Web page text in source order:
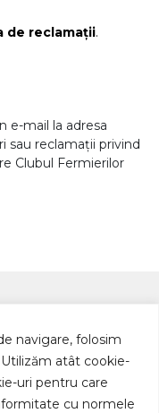
navigare, folosim
atât cookie-
uri pentru care
cu normele
de reclamații.
e-mail la adresa
sau reclamații privind
Clubul Fermierilor
1B
6